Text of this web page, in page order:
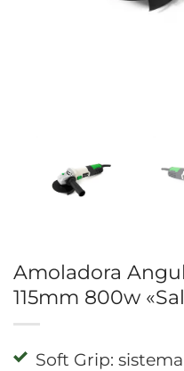
Amoladora
115mm 800w
Soft Grip: